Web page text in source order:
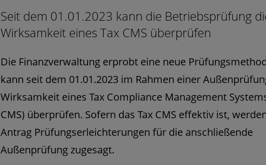
Seit dem 01.01.2023 kann die Betriebsprüfung
Wirksamkeit eines Tax CMS überprüfen
Die Finanzverwaltung erprobt eine neue
kann seit dem 01.01.2023 im Rahmen einer
Wirksamkeit eines Tax Compliance Management
CMS) überprüfen. Sofern das Tax CMS effektiv ist,
Antrag Prüfungserleichterungen für die anschließende
Außenprüfung zugesagt.